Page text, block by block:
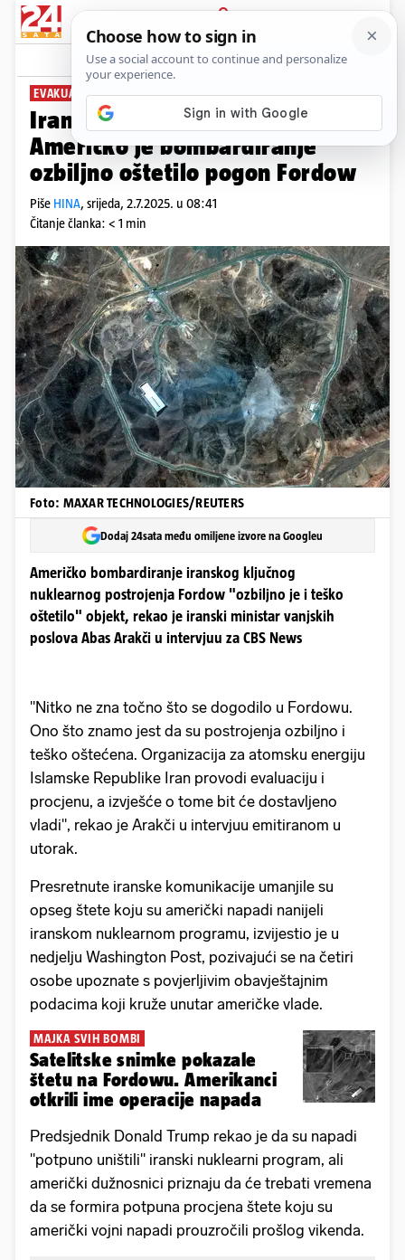
PRIJAVA
News Komentari
EVAKUACIJA I PROCJENA
Iranski šef diplomacije tvrdi:
Američko je bombardiranje
ozbiljno oštetilo pogon Fordow
Piše HINA, srijeda, 2.7.2025. u 08:41
Čitanje članka: < 1 min
Foto: MAXAR TECHNOLOGIES/REUTERS
Dodaj 24sata među omiljene izvore na Googleu
Američko bombardiranje iranskog ključnog
nuklearnog postrojenja Fordow "ozbiljno je i teško
oštetilo" objekt, rekao je iranski ministar vanjskih
poslova Abas Arakči u intervjuu za CBS News
"Nitko ne zna točno što se dogodilo u Fordowu.
Ono što znamo jest da su postrojenja ozbiljno i
teško oštećena. Organizacija za atomsku energiju
Islamske Republike Iran provodi evaluaciju i
procjenu, a izvješće o tome bit će dostavljeno
vladi", rekao je Arakči u intervjuu emitiranom u
utorak.
Presretnute iranske komunikacije umanjile su
opseg štete koju su američki napadi nanijeli
iranskom nuklearnom programu, izvijestio je u
nedjelju Washington Post, pozivajući se na četiri
osobe upoznate s povjerljivim obavještajnim
podacima koji kruže unutar američke vlade.
MAJKA SVIH BOMBI
Satelitske snimke pokazale
štetu na Fordowu. Amerikanci
otkrili ime operacije napada
Predsjednik Donald Trump rekao je da su napadi
"potpuno uništili" iranski nuklearni program, ali
američki dužnosnici priznaju da će trebati vremena
da se formira potpuna procjena štete koju su
američki vojni napadi prouzročili prošlog vikenda.